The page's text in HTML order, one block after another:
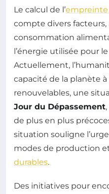
Le calcul de l’
compte divers
consommation
l’énergie utilisée pour
Actuellement,
capacité de la planète
renouvelables, une
Jour du Dépassement
de plus en plus
situation souligne
modes de production
durables.
Des initiatives pour